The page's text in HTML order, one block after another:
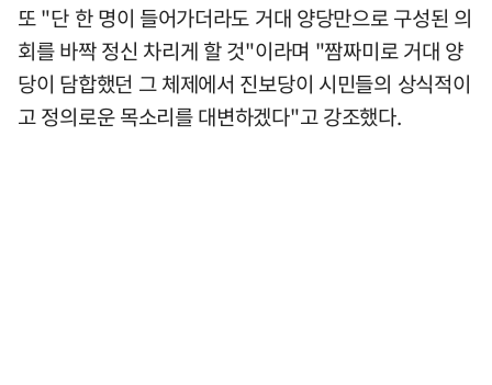
또 "단 한 명이 들어가더라도 거대 양당만으로 구성된 의
회를 바짝 정신 차리게 할 것"이라며 "짬짜미로 거대 양
당이 담합했던 그 체제에서 진보당이 시민들의 상식적이
고 정의로운 목소리를 대변하겠다"고 강조했다.